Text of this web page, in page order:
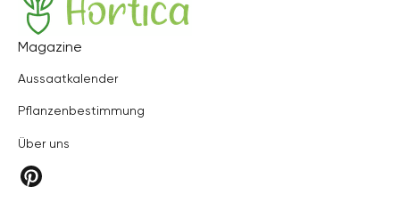
Hortica
Magazine
Aussaatkalender
Pflanzenbestimmung
Über uns